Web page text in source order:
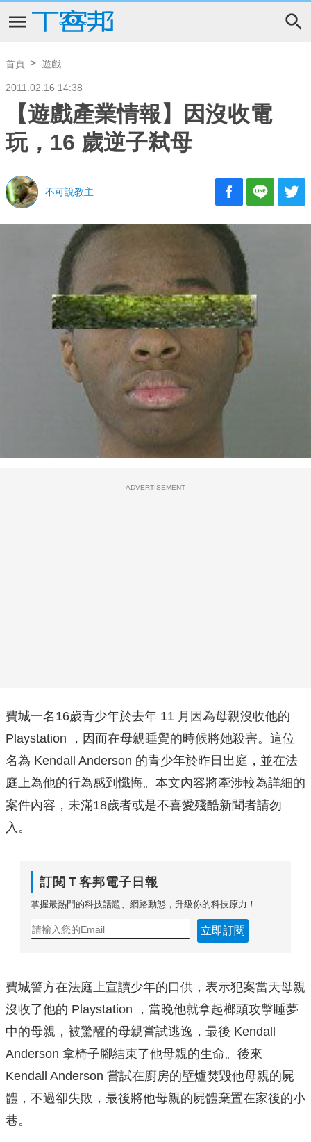
首頁 遊戲
2011.02.16 14:38
【遊戲產業情報】因沒收電
玩，16 歲逆子弒母
不可說教主
ADVERTISEMENT
費城一名16歲青少年於去年 11 月因為母親沒收他的
Playstation ，因而在母親睡覺的時候將她殺害。這位
名為 Kendall Anderson 的青少年於昨日出庭，並在法
庭上為他的行為感到懺悔。本文內容將牽涉較為詳細的
案件內容，未滿18歲者或是不喜愛殘酷新聞者請勿
入。
訂閱Ｔ客邦電子日報
掌握最熱門的科技話題、網路動態，升級你的科技原力！
立即訂閱
費城警方在法庭上宣讀少年的口供，表示犯案當天母親
沒收了他的 Playstation ，當晚他就拿起榔頭攻擊睡夢
中的母親，被驚醒的母親嘗試逃逸，最後 Kendall
Anderson 拿椅子腳結束了他母親的生命。後來
Kendall Anderson 嘗試在廚房的壁爐焚毀他母親的屍
體，不過卻失敗，最後將他母親的屍體棄置在家後的小
巷。